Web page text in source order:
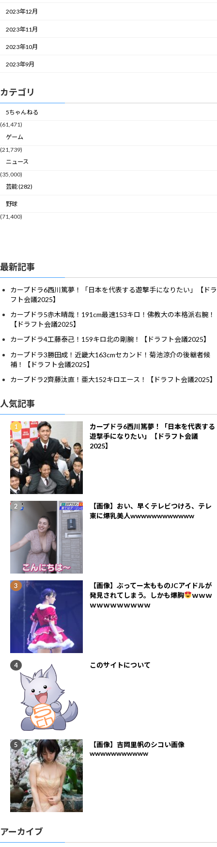
2023年12月
2023年11月
2023年10月
2023年9月
カテゴリ
5ちゃんねる
(61,471)
ゲーム
(21,739)
ニュース
(35,000)
芸能 (282)
野球
(71,400)
最新記事
カープドラ6西川篤夢！「日本を代表する遊撃手になりたい」【ドラ
フト会議2025】
カープドラ5赤木晴哉！191cm最速153キロ！佛教大の本格派右腕！
【ドラフト会議2025】
カープドラ4工藤泰己！159キロ北の剛腕！【ドラフト会議2025】
カープドラ3勝田成！近畿大163cmセカンド！菊池涼介の後継者候
補！【ドラフト会議2025】
カープドラ2齊藤汰直！亜大152キロエース！【ドラフト会議2025】
人気記事
カープドラ6西川篤夢！「日本を代表する
遊撃手になりたい」【ドラフト会議
2025】
【画像】おい、早くテレビつけろ、テレ
東に爆乳美人wwwwwwwwwwww
【画像】ぶってー太もものJCアイドルが
発見されてしまう。しかも爆胸
ｗｗｗ
ｗｗｗｗｗｗｗｗｗ
このサイトについて
【画像】吉岡里帆のシコい画像
wwwwwwwwwww
アーカイブ